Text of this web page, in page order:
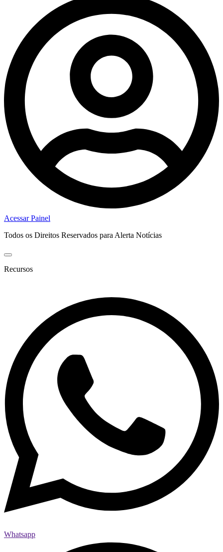
Acessar Painel
Todos os Direitos Reservados para Alerta Notícias
Recursos
Whatsapp